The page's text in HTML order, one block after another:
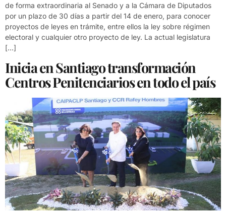
de forma extraordinaria al Senado y a la Cámara de Diputados
por un plazo de 30 días a partir del 14 de enero, para conocer
proyectos de leyes en trámite, entre ellos la ley sobre régimen
electoral y cualquier otro proyecto de ley. La actual legislatura
[…]
Inicia en Santiago transformación
Centros Penitenciarios en todo el país